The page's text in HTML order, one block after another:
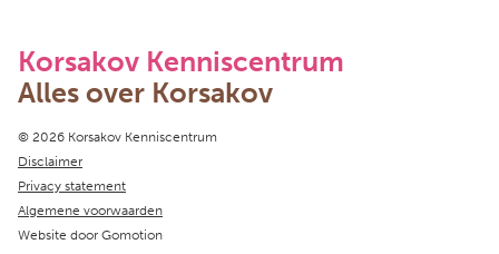
Korsakov Kenniscentrum
Alles over Korsakov
Copyright navigation
© 2026 Korsakov Kenniscentrum
Disclaimer
Privacy statement
Algemene voorwaarden
Website door Gomotion